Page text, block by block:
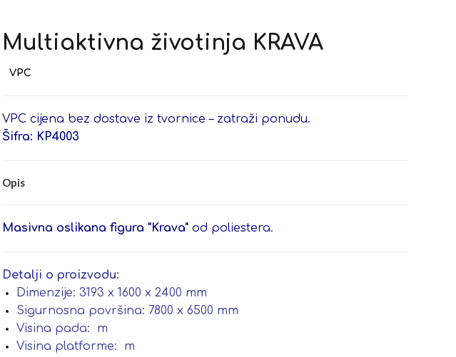
Multiaktivna životinja KRAVA
VPC cijena bez dostave iz tvornice – zatraži ponudu.
Šifra: KP4003
Opis
Masivna oslikana figura "Krava" od poliestera.
Detalji o proizvodu:
Dimenzije: 3193 x 1600 x 2400 mm
Sigurnosna površina: 7800 x 6500 mm
Visina pada: m
Visina platforme: m